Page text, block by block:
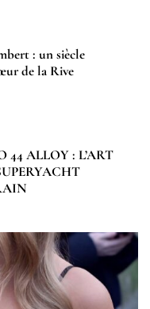
: un siècle
de la Rive
44 ALLOY : L’ART